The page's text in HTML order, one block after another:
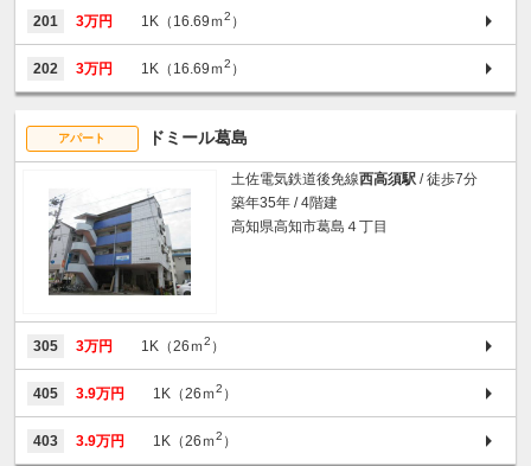
201 3万円 1K（16.69ｍ2 ）
202 3万円 1K（16.69ｍ2 ）
アパート ドミール葛島
土佐電気鉄道後免線西高須駅 / 徒歩7分
築年35年 / 4階建
高知県高知市葛島４丁目
305 3万円 1K（26ｍ2 ）
405 3.9万円 1K（26ｍ2 ）
403 3.9万円 1K（26ｍ2 ）